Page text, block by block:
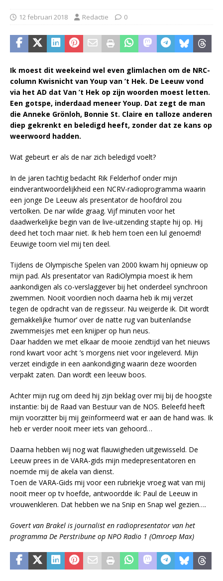
12 februari 2018 Redactie 0
Ik moest dit weekeind wel even glimlachen om de NRC-
column Kwisnicht van Youp van ’t Hek. De Leeuw vond
via het AD dat Van ’t Hek op zijn woorden moest letten.
Een gotspe, inderdaad meneer Youp. Dat zegt de man
die Anneke Grönloh, Bonnie St. Claire en talloze anderen
diep gekrenkt en beledigd heeft, zonder dat ze kans op
weerwoord hadden.
Wat gebeurt er als de nar zich beledigd voelt?
In de jaren tachtig bedacht Rik Felderhof onder mijn
eindverantwoordelijkheid een NCRV-radioprogramma waarin
een jonge De Leeuw als presentator de hoofdrol zou
vertolken. De nar wilde graag. Vijf minuten voor het
daadwerkelijke begin van de live-uitzending stapte hij op. Hij
deed het toch maar niet. Ik heb hem toen een lul genoemd!
Eeuwige toorn viel mij ten deel.
Tijdens de Olympische Spelen van 2000 kwam hij opnieuw op
mijn pad. Als presentator van RadiOlympia moest ik hem
aankondigen als co-verslaggever bij het onderdeel synchroon
zwemmen. Nooit voordien noch daarna heb ik mij verzet
tegen de opdracht van de regisseur. Nu weigerde ik. Dit wordt
gemakkelijke ‘humor’ over de natte rug van buitenlandse
zwemmeisjes met een knijper op hun neus.
Daar hadden we met elkaar de mooie zendtijd van het nieuws
rond kwart voor acht ’s morgens niet voor ingeleverd. Mijn
verzet eindigde in een aankondiging waarin deze woorden
verpakt zaten. Dan wordt een leeuw boos.
Achter mijn rug om deed hij zijn beklag over mij bij de hoogste
instantie: bij de Raad van Bestuur van de NOS. Beleefd heeft
mijn voorzitter bij mij geïnformeerd wat er aan de hand was. Ik
heb er verder nooit meer iets van gehoord…
Daarna hebben wij nog wat flauwigheden uitgewisseld. De
Leeuw prees in de VARA-gids mijn medepresentatoren en
noemde mij de akela van dienst.
Toen de VARA-Gids mij voor een rubriekje vroeg wat van mij
nooit meer op tv hoefde, antwoordde ik: Paul de Leeuw in
vrouwenkleren. Dat hebben we na Snip en Snap wel gezien….
Govert van Brakel is journalist en radiopresentator van het
programma De Perstribune op NPO Radio 1 (Omroep Max)